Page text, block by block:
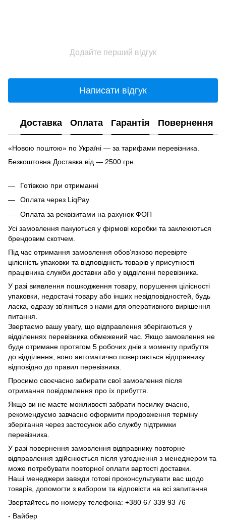
Додайте перший відгук
Написати відгук
Доставка Оплата Гарантія Повернення
«Новою поштою» по Україні — за тарифами перевізника.
Безкоштовна Доставка від — 2500 грн.
Готівкою при отриманні
Оплата через LiqPay
Оплата за реквізитами на рахунок ФОП
Усі замовлення пакуються у фірмові коробки та заклеюються
брендовим скотчем.
Під час отримання замовлення обов’язково перевірте
цілісність упаковки та відповідність товарів у присутності
працівника служби доставки або у відділенні перевізника.
У разі виявлення пошкодження товару, порушення цілісності
упаковки, недостачі товару або інших невідповідностей, будь
ласка, одразу зв’яжіться з нами для оперативного вирішення
питання.
Звертаємо вашу увагу, що відправлення зберігаються у
відділеннях перевізника обмежений час. Якщо замовлення не
буде отримане протягом 5 робочих днів з моменту прибуття
до відділення, воно автоматично повертається відправнику
відповідно до правил перевізника.
Просимо своєчасно забирати свої замовлення після
отримання повідомлення про їх прибуття.
Якщо ви не маєте можливості забрати посилку вчасно,
рекомендуємо завчасно оформити продовження терміну
зберігання через застосунок або службу підтримки
перевізника.
У разі повернення замовлення відправнику повторне
відправлення здійснюється після узгодження з менеджером та
може потребувати повторної оплати вартості доставки.
Наші менеджери завжди готові проконсультувати вас щодо
товарів, допомогти з вибором та відповісти на всі запитання
Звертайтесь по номеру телефона: +380 67 339 93 76
- Вайбер